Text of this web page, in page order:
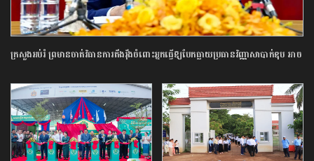
ក្រសួង​អប់រំ ​ព្រមាន​ចាត់​វិធានការ​តឹងរ៉ឹង​ចំពោះ​អ្នក​ធ្វើឱ្យ​បែកធ្លាយ​ប្រធាន​វិញ្ញាសា​បាក់ឌុប ​អាច​